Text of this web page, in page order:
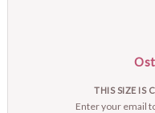
THIS SIZE IS
Enter your email